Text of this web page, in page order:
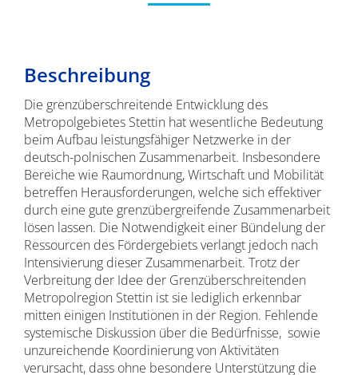
Beschreibung
Die grenzüberschreitende Entwicklung des
Metropolgebietes Stettin hat wesentliche Bedeutung
beim Aufbau leistungsfähiger Netzwerke in der
deutsch-polnischen Zusammenarbeit. Insbesondere
Bereiche wie Raumordnung, Wirtschaft und Mobilität
betreffen Herausforderungen, welche sich effektiver
durch eine gute grenzübergreifende Zusammenarbeit
lösen lassen. Die Notwendigkeit einer Bündelung der
Ressourcen des Fördergebiets verlangt jedoch nach
Intensivierung dieser Zusammenarbeit. Trotz der
Verbreitung der Idee der Grenzüberschreitenden
Metropolregion Stettin ist sie lediglich erkennbar
mitten einigen Institutionen in der Region. Fehlende
systemische Diskussion über die Bedürfnisse, sowie
unzureichende Koordinierung von Aktivitäten
verursacht, dass ohne besondere Unterstützung die